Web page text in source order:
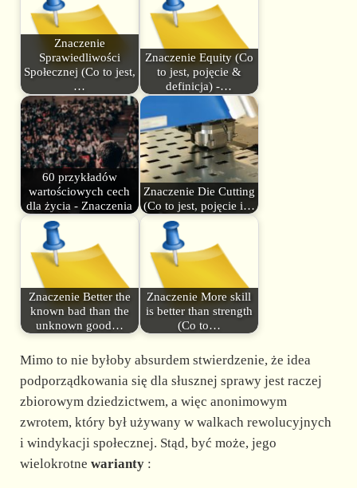
Znaczenie
Sprawiedliwości
Społecznej (Co to jest,
…
Znaczenie Equity (Co
to jest, pojęcie &
definicja) -…
60 przykładów
wartościowych cech
dla życia - Znaczenia
Znaczenie Die Cutting
(Co to jest, pojęcie i…
Znaczenie Better the
known bad than the
unknown good…
Znaczenie More skill
is better than strength
(Co to…
Mimo to nie byłoby absurdem stwierdzenie, że idea
podporządkowania się dla słusznej sprawy jest raczej
zbiorowym dziedzictwem, a więc anonimowym
zwrotem, który był używany w walkach rewolucyjnych
i windykacji społecznej. Stąd, być może, jego
wielokrotne warianty: